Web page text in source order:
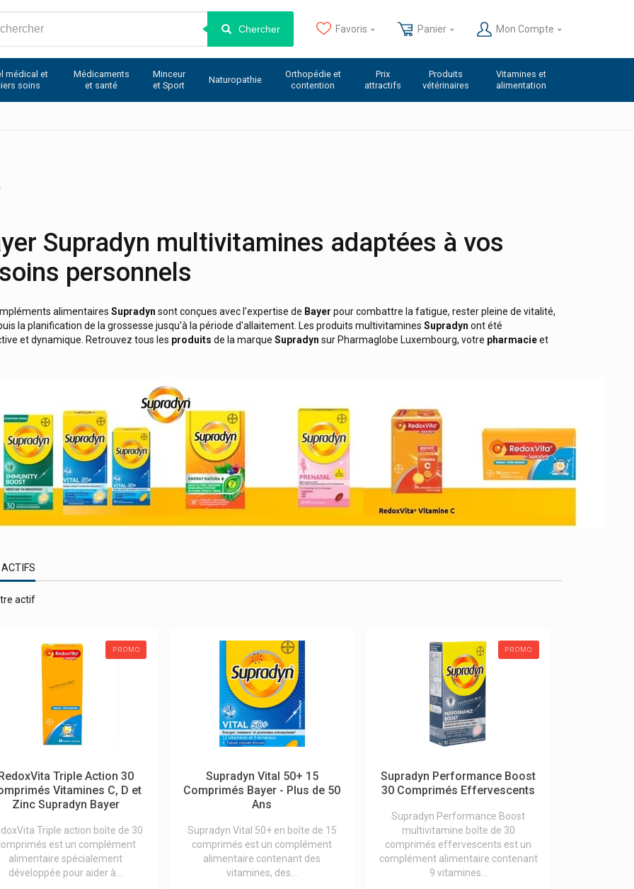
Chercher Favoris Panier Mon Compte
médical et
soins
Médicaments
et santé
Minceur
et Sport
Naturopathie
Orthopédie et
contention
Prix
attractifs
Produits
vétérinaires
Vitamines et
alimentation
Supradyn multivitamines adaptées à vos
personnels
alimentaires Supradyn sont conçues avec l'expertise de Bayer pour combattre la fatigue, rester pleine de vitalité,
la planification de la grossesse jusqu'à la période d'allaitement. Les produits multivitamines Supradyn ont été
et dynamique. Retrouvez tous les produits de la marque Supradyn sur Pharmaglobe Luxembourg, votre pharmacieet
ACTIFS
actif
PROMO
Triple Action 30
Vitamines C, D et
Zinc Supradyn Bayer
Triple action boîte de 30
est un complément
alimentaire spécialement
développée pour aider à...
Supradyn Vital 50+ 15
Comprimés Bayer - Plus de 50
Ans
Supradyn Vital 50+ en boîte de 15
comprimés est un complément
alimentaire contenant des
vitamines, des...
PROMO
Supradyn Performance Boost
30 Comprimés Effervescents
Supradyn Performance Boost
multivitamine boîte de 30
comprimés effervescents est un
complément alimentaire contenant
9 vitamines...